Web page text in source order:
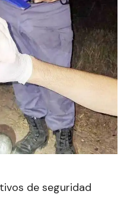
de seguridad